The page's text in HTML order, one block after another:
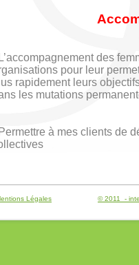
L’accompagnement des
pour leur
rapidement leurs
les mutations
Permettre à mes clients de
Légales © 2011 -